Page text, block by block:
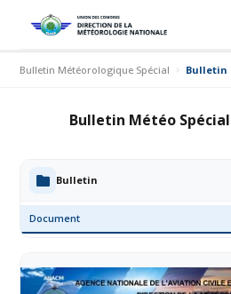
Bulletin Météorologique Spécial Bulletin
Bulletin Météo Spécial
Bulletin
Document